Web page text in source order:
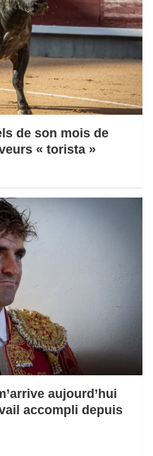
de son mois de
« torista »
aujourd’hui
accompli depuis